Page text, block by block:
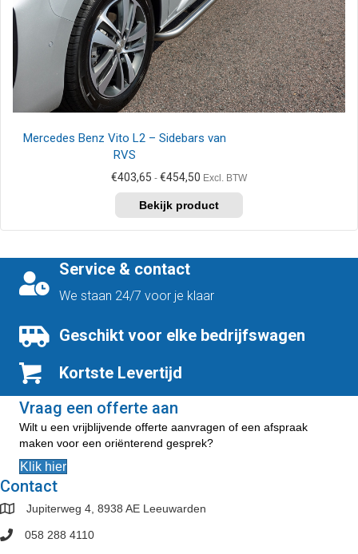
de
productpagina
Mercedes Benz Vito L2 – Sidebars van
RVS
€403,65 - €454,50 Prijsklasse:
tot
€454,50
Excl. BTW
product
heeft
variaties.
Deze
optie
worden
de
Service & contact
We staan 24/7 voor je klaar
Geschikt voor elke bedrijfswagen
Kortste Levertijd
Vraag een offerte aan
Wilt u een vrijblijvende offerte aanvragen of een afspraak
maken voor een oriënterend gesprek?
Klik hier
Contact
Jupiterweg 4, 8938 AE Leeuwarden
058 288 4110